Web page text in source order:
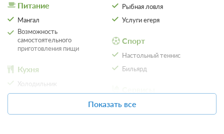
Одна полутороспальная кровать
Сплит-система
2 гостя
Бронирование по запросу
Питание
Мангал
Возможность
самостоятельного
приготовления пищи
Кухня
Холодильник
Рыбная ловля
Услуги егеря
Спорт
Настольный теннис
Бильярд
Трансфер (бесплатный)
Экскурсионное
Показать все